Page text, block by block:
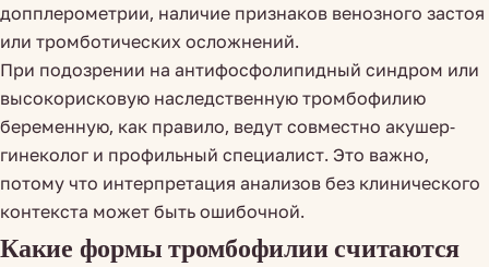
допплерометрии, наличие признаков венозного застоя
или тромботических осложнений.
При подозрении на антифосфолипидный синдром или
высокорисковую наследственную тромбофилию
беременную, как правило, ведут совместно акушер-
гинеколог и профильный специалист. Это важно,
потому что интерпретация анализов без клинического
контекста может быть ошибочной.
Какие формы тромбофилии считаются